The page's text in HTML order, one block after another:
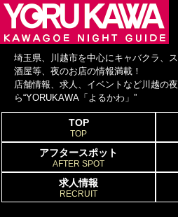
埼玉県、川越市を中心にキャバクラ、
酒屋等、夜のお店の情報満載！
店舗情報、求人、イベントなど川越の
ら“YORUKAWA「よるかわ」”
TOP
TOP
アフタースポット
AFTER SPOT
求人情報
RECRUIT